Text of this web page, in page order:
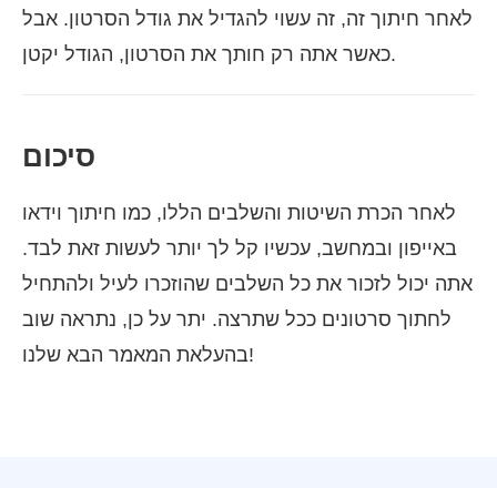
לאחר חיתוך זה, זה עשוי להגדיל את גודל הסרטון. אבל
כאשר אתה רק חותך את הסרטון, הגודל יקטן.
סיכום
לאחר הכרת השיטות והשלבים הללו, כמו חיתוך וידאו
באייפון ובמחשב, עכשיו קל לך יותר לעשות זאת לבד.
אתה יכול לזכור את כל השלבים שהוזכרו לעיל ולהתחיל
לחתוך סרטונים ככל שתרצה. יתר על כן, נתראה שוב
בהעלאת המאמר הבא שלנו!